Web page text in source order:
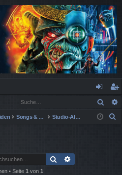
n
m
eg
ist
Songs & Alben Spezial Studio-Alben
Suche
• Seite 1 von 1